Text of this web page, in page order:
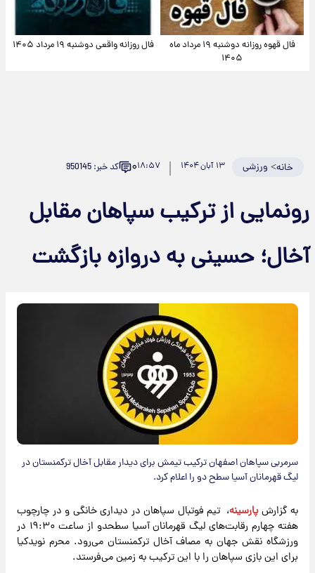
فال قهوه روزانه دوشنبه ۱۹ مرداد ماه
۱۴۰۵
فال روزانه واقعی دوشنبه ۱۹ مرداد ۱۴۰۵
خانه>ورزشی ۱۳ آبان ۱۴۰۴ ۱۸:۵۷۰ کد خبر: 950145
از ترکیب سپاهان مقابل
حسینی به دروازه بازگشت
سرمربی سپاهان اصفهان ترکیب تیمش برای دیدار مقابل آخال ترکمنستان در
لیگ قهرمانان آسیا سطح دو را اعلام کرد.
به گزارشپارسینه، تیم فوتبال سپاهان در دیداری خانگی و در چارچوب
هفته چهارم رقابت‌های لیگ قهرمانان آسیا سطحدو از ساعت ۱۹:۳۰ در
ورزشگاه نقش جهان به مصاف آخال ترکمنستان می‌رود. محرم نویدکیا
برای این بازی سپاهان را با این ترکیب به زمین می‌فرستد.